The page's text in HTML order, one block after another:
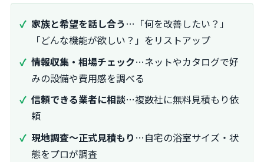
家族と希望を話し合う …「何を改善したい？」
「どんな機能が欲しい？」をリストアップ
情報収集・相場チェック…ネットやカタログで好
みの設備や費用感を調べる
信頼できる業者に相談…複数社に無料見積もり依
頼
現地調査～正式見積もり …自宅の浴室サイズ・状
態をプロが調査